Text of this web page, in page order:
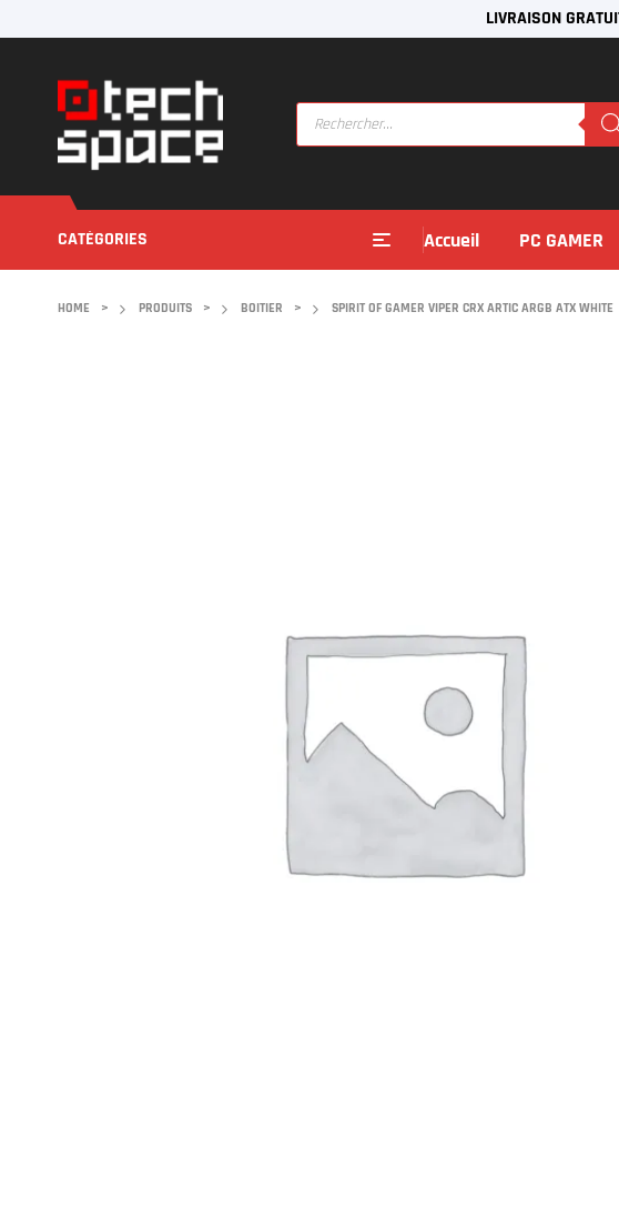
LIVRAISON
CATÉGORIES Accueil PC GAMER
HOME > PRODUITS > BOITIER > SPIRIT OF GAMER VIPER CRX ARTIC ARGB ATX WHITE